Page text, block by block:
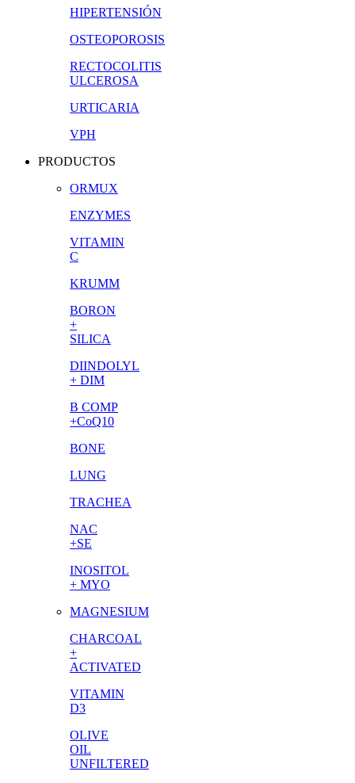
HIPERTENSIÓN
OSTEOPOROSIS
RECTOCOLITIS
ULCEROSA
URTICARIA
VPH
PRODUCTOS
ORMUX
ENZYMES
VITAMIN
C
KRUMM
BORON
+
SILICA
DIINDOLYL
+ DIM
B COMP
+CoQ10
BONE
LUNG
TRACHEA
NAC
+SE
INOSITOL
+ MYO
MAGNESIUM
CHARCOAL
+
ACTIVATED
VITAMIN
D3
OLIVE
OIL
UNFILTERED